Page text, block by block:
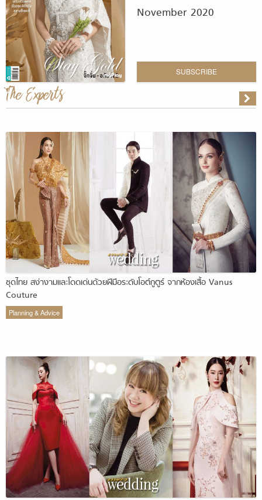
November 2020
SUBSCRIBE
The Experts
ชุดไทย สง่างามและโดดเด่นด้วยฝีมือระดับโอต์กูตูร์ จากห้องเสื้อ Vanus
Couture
Planning & Advice